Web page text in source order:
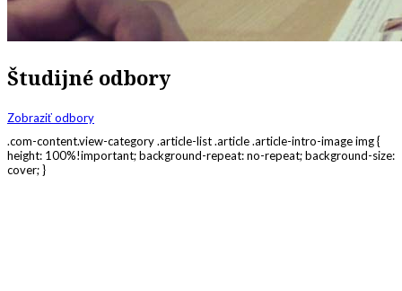
Študijné odbory
Zobraziť odbory
.com-content.view-category .article-list .article .article-intro-image img {
height: 100%!important; background-repeat: no-repeat; background-size:
cover; }